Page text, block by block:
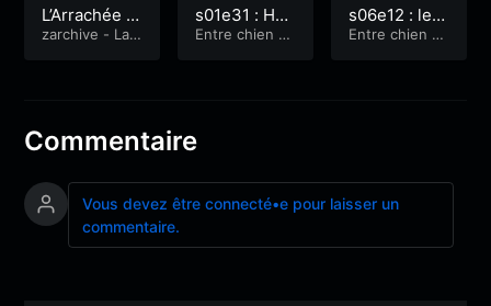
L’Arrachée b
elle, premier
zarchive - La
s01e31 : Hell
fest 2019 2/
Entre chien et
s06e12 : le B
lack metal
Entre chien et
Commentaire
Vous devez être connecté•e pour laisser un
commentaire.